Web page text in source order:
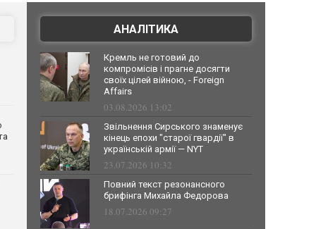
АНАЛІТИКА
Кремль не готовий до
компромісів і прагне досягти
своїх цілей війною, - Foreign
Affairs
03.08.2026 13:02
Звільнення Сирського знаменує
кінець епохи "старої гвардії" в
українській армії — NYT
23.07.2026 10:32
Повний текст резонансного
брифінга Михайла Федорова
18.07.2026 09:27